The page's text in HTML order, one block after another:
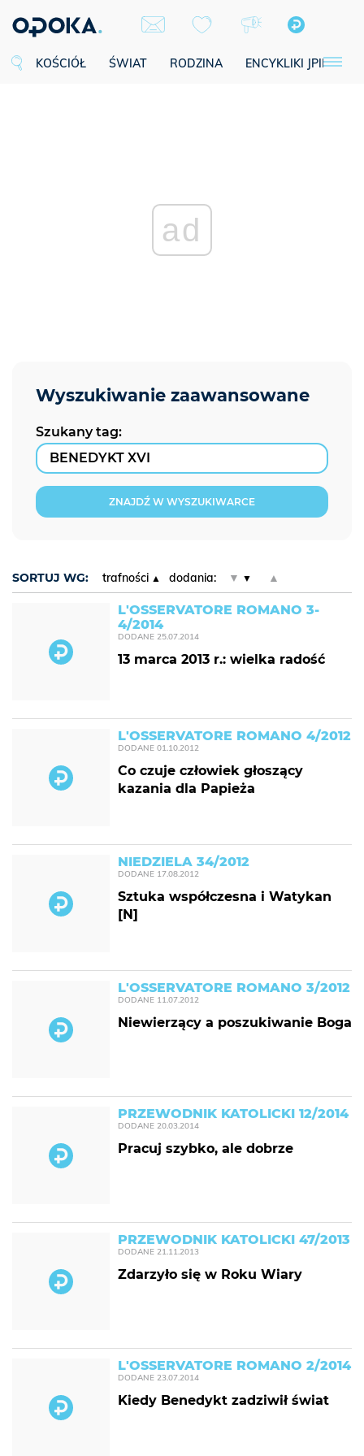
KOŚCIÓŁ ŚWIAT RODZINA ENCYKLIKI JPII
ad
Szukany tag:
ZNAJDŹ W WYSZUKIWARCE
SORTUJ WG: trafności dodania: ▼ ▲
L'OSSERVATORE ROMANO 3-
4/2014
DODANE 25.07.2014
13 marca 2013 r.: wielka radość
L'OSSERVATORE ROMANO 4/2012
DODANE 01.10.2012
Co czuje człowiek głoszący
kazania dla Papieża
NIEDZIELA 34/2012
DODANE 17.08.2012
Sztuka współczesna i Watykan
[N]
L'OSSERVATORE ROMANO 3/2012
DODANE 11.07.2012
Niewierzący a poszukiwanie Boga
PRZEWODNIK KATOLICKI 12/2014
DODANE 20.03.2014
Pracuj szybko, ale dobrze
PRZEWODNIK KATOLICKI 47/2013
DODANE 21.11.2013
Zdarzyło się w Roku Wiary
L'OSSERVATORE ROMANO 2/2014
DODANE 23.07.2014
Kiedy Benedykt zadziwił świat